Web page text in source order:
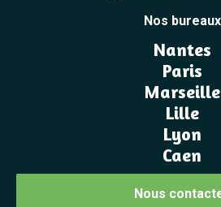
Nos bureaux
Nantes
Paris
Marseille
Lille
Lyon
Caen
Nous